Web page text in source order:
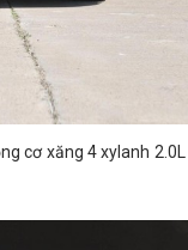
cơ xăng 4 xylanh